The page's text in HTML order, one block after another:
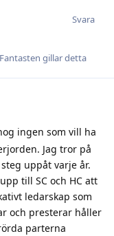
Svara
gillar detta
ingen som vill ha
Jag tror på
uppåt varje år.
till SC och HC att
ledarskap som
och presterar håller
parterna